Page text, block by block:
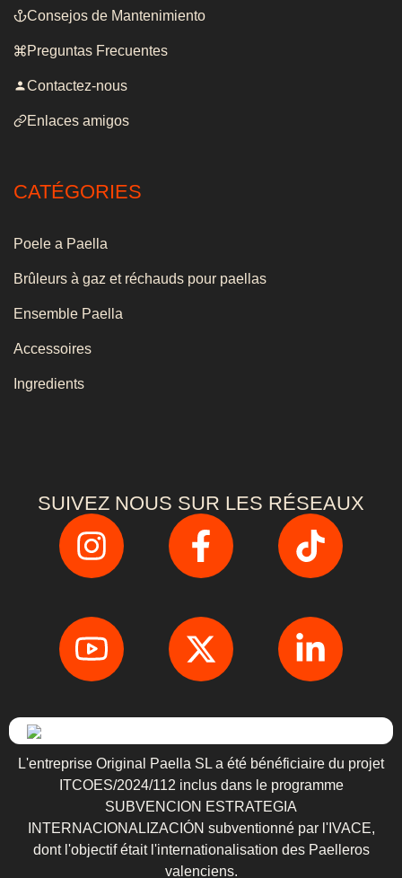
Consejos de Mantenimiento
Preguntas Frecuentes
Contactez-nous
Enlaces amigos
CATÉGORIES
Poele a Paella
Brûleurs à gaz et réchauds pour paellas
Ensemble Paella
Accessoires
Ingredients
SUIVEZ NOUS SUR LES RÉSEAUX
L'entreprise Original Paella SL a été bénéficiaire du projet
ITCOES/2024/112 inclus dans le programme
SUBVENCION ESTRATEGIA
INTERNACIONALIZACIÓN subventionné par l'IVACE,
dont l'objectif était l'internationalisation des Paelleros
valenciens.